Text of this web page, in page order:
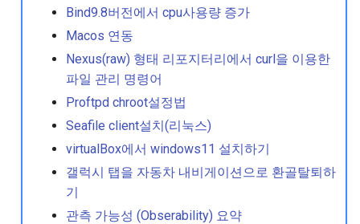
우분투 resolv.conf 파일 수
재부팅 없이 임시로 호스
임 변경
저널로그에서 의 반복적인
Bind9.8버전에서 cpu사용량 증가
Macos 연동
Nexus(raw) 형태 리포지터리에서 curl을 이용한
파일 관리 명령어
Proftpd chroot설정법
Seafile client설치(리눅스)
virtualBox에서 windows11 설치하기
갤럭시 탭을 자동차 내비게이션으로 환골탈퇴하
기
관측 가능성 (Obserability) 요약